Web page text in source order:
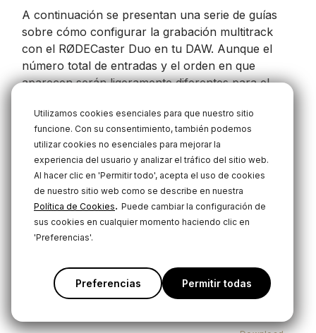
Utilizamos cookies esenciales para que nuestro sitio
funcione. Con su consentimiento, también podemos
utilizar cookies no esenciales para mejorar la
experiencia del usuario y analizar el tráfico del sitio web.
Al hacer clic en 'Permitir todo', acepta el uso de cookies
de nuestro sitio web como se describe en nuestra
Política de Cookies. Puede cambiar la configuración de
sus cookies en cualquier momento haciendo clic en
'Preferencias'.
Preferencias Permitir todas
A continuación se presentan una serie de guías
sobre cómo configurar la grabación multitrack
con el RØDECaster Duo en tu DAW. Aunque el
número total de entradas y el orden en que
aparecen serán ligeramente diferentes para el
proceso para habilitar la grabación multitrack en
tu DAW.
Descargas
RØDECaster Duo Multitrack Guidelines
- GarageBand
Download
RØDECaster Duo Multitrack Guidelines